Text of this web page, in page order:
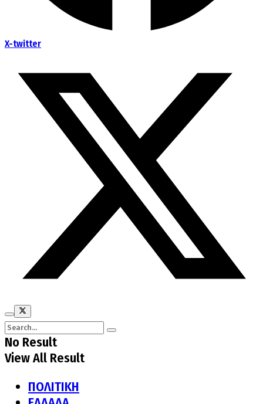
X-twitter
No Result
View All Result
ΠΟΛΙΤΙΚΗ